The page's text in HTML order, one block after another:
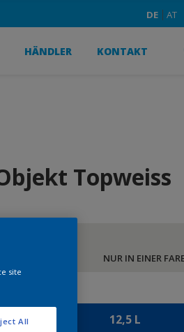
DE AT
HÄNDLER KONTAKT
Topweiss
NUR IN EINER
12,5 L
site
All